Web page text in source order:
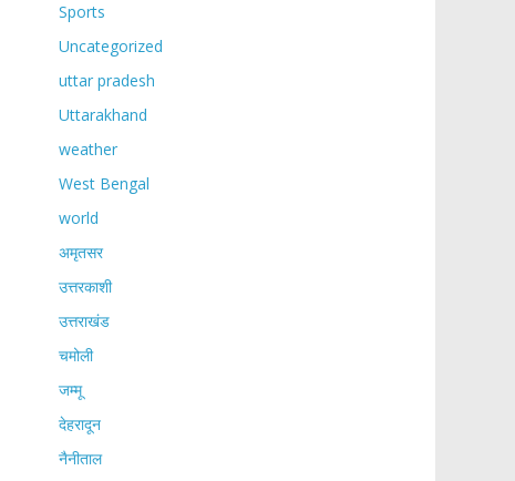
Sports
Uncategorized
uttar pradesh
Uttarakhand
weather
West Bengal
world
अमृतसर
उत्तरकाशी
उत्तराखंड
चमोली
जम्मू
देहरादून
नैनीताल